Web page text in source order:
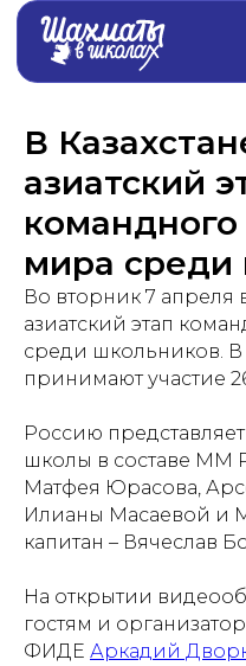
В
азиатский
мира среди
Во вторник 7 апреля
азиатский этап
среди школьников.
принимают участие
Россию
школы в составе
Матфея Юрасова,
Илианы Масаевой и
капитан – Вячеслав
На открытии
гостям и
ФИДЕ Аркадий